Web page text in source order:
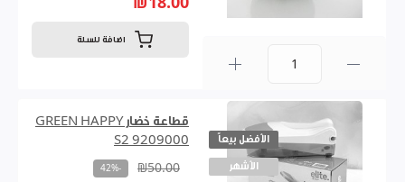
اضافة للسلة
الأفضل بيعاً
الأشهر
قطاعة خضار GREEN HAPPY
S2 9209000
₪50.00
-42%